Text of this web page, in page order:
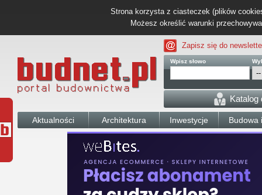
Strona korzysta z ciasteczek (plików
Możesz określić warunki
Zapisz się do
Wpisz słowo
Katalog
Aktualności Architektura Inwestycje Budowa